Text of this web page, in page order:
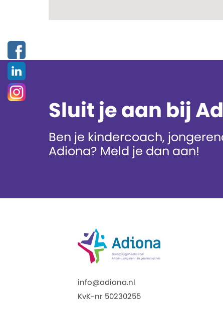
Sluit je aan bij
Ben je kindercoach,
Adiona? Meld je dan aan!
info@adiona.nl
KvK-nr 50230255